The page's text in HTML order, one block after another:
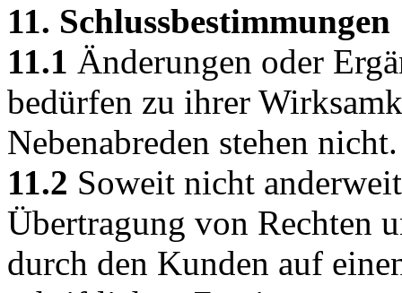
11. Schlussbestimmungen
11.1 Änderungen oder
bedürfen zu ihrer
Nebenabreden stehen nicht.
11.2 Soweit nicht
Übertragung von Rechten
durch den Kunden auf